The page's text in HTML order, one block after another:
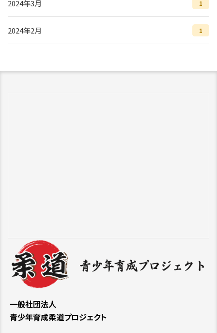
2024年3月 1
2024年2月 1
一般社団法人
青少年育成柔道プロジェクト